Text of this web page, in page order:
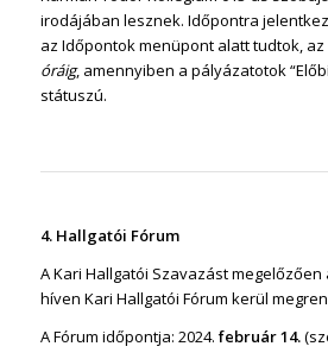
irodájában lesznek. Időpontra
az Időpontok menüpont alatt tudtok, az
óráig, amennyiben a pályázatotok
státuszú.
4. Hallgatói Fórum
A Kari Hallgatói Szavazást
híven Kari Hallgatói Fórum kerül
A Fórum időpontja: 2024. február 14.